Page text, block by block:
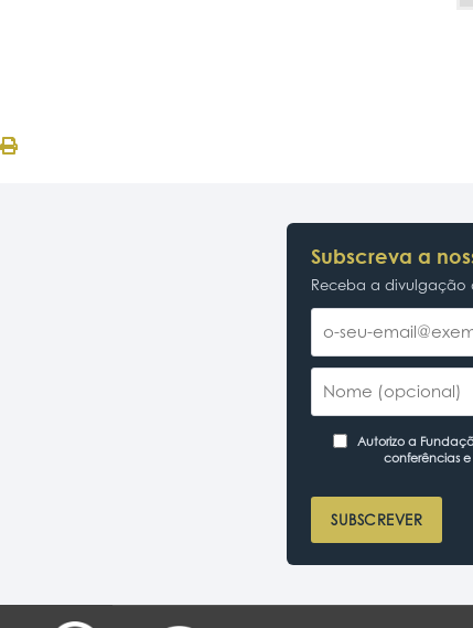
Subscreva a
Receba a divulgação
Autorizo a
conferências
SUBSCREVER